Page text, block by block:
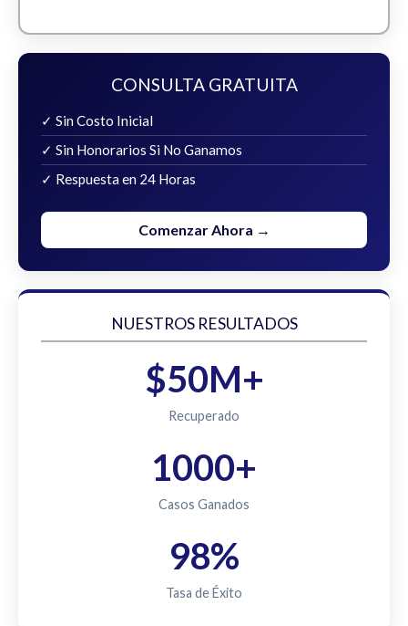
CONSULTA GRATUITA
✓ Sin Costo Inicial
✓ Sin Honorarios Si No Ganamos
✓ Respuesta en 24 Horas
Comenzar Ahora →
NUESTROS RESULTADOS
$50M+
Recuperado
1000+
Casos Ganados
98%
Tasa de Éxito